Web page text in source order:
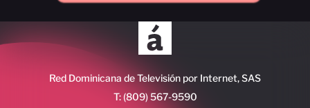
Red Dominicana de Televisión por Internet, SAS
T: (809) 567-9590